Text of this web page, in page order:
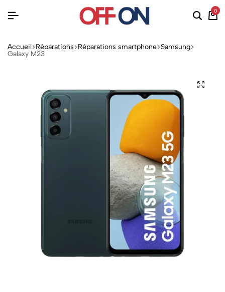
0
Accueil Réparations Réparations smartphone Samsung
Galaxy M23